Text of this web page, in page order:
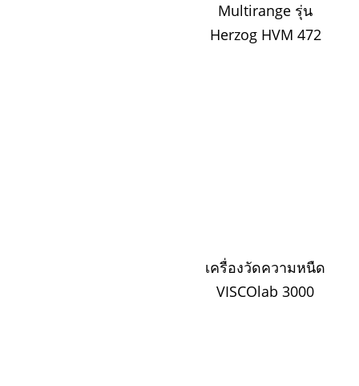
Multirange รุ่น
Herzog HVM 472
เครื่องวัดความหนืด
VISCOlab 3000